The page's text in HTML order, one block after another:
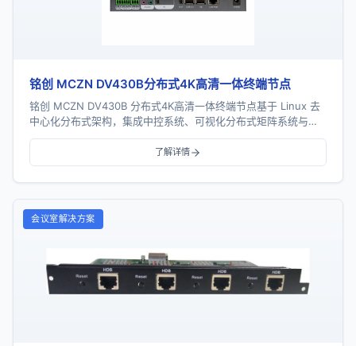
铭创 MCZN DV430B分布式4K高清一体终端节点
铭创 MCZN DV430B 分布式4K高清一体终端节点基于 Linux 去
中心化分布式架构，集成中控系统、可视化分布式矩阵系统与可
视化播控系统三大核心功能，支...
了解详情
会议室解决方案